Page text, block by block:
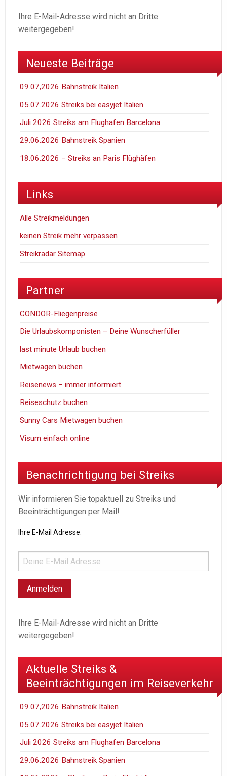
Ihre E-Mail-Adresse wird nicht an Dritte
weitergegeben!
Neueste Beiträge
09.07,2026 Bahnstreik Italien
05.07.2026 Streiks bei easyjet Italien
Juli 2026 Streiks am Flughafen Barcelona
29.06.2026 Bahnstreik Spanien
18.06.2026 – Streiks an Paris Flüghäfen
Links
Alle Streikmeldungen
keinen Streik mehr verpassen
Streikradar Sitemap
Partner
CONDOR-Fliegenpreise
Die Urlaubskomponisten – Deine Wunscherfüller
last minute Urlaub buchen
Mietwagen buchen
Reisenews – immer informiert
Reiseschutz buchen
Sunny Cars Mietwagen buchen
Visum einfach online
Benachrichtigung bei Streiks
Wir informieren Sie topaktuell zu Streiks und
Beeinträchtigungen per Mail!
Ihre E-Mail Adresse:
Ihre E-Mail-Adresse wird nicht an Dritte
weitergegeben!
Aktuelle Streiks &
Beeinträchtigungen im Reiseverkehr
09.07,2026 Bahnstreik Italien
05.07.2026 Streiks bei easyjet Italien
Juli 2026 Streiks am Flughafen Barcelona
29.06.2026 Bahnstreik Spanien